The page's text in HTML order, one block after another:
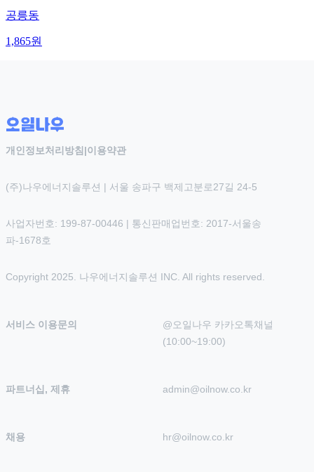
공릉동
1,865원
개인정보처리방침 |이용약관
(주)나우에너지솔루션 | 서울 송파구 백제고분로27길 24-5
사업자번호: 199-87-00446 | 통신판매업번호: 2017-서울송
파-1678호
Copyright 2025. 나우에너지솔루션 INC. All rights reserved.
서비스 이용문의
@오일나우 카카오톡채널
(10:00~19:00)
파트너십, 제휴 admin@oilnow.co.kr
채용 hr@oilnow.co.kr